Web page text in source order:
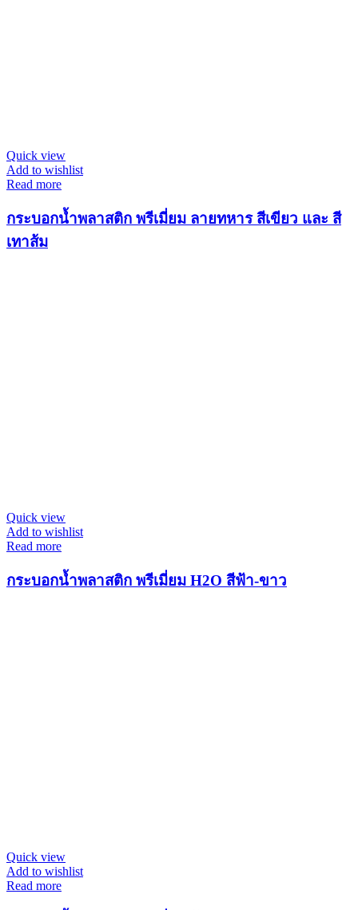
Quick view
Add to wishlist
Read more
กระบอกน้ำพลาสติก พรีเมี่ยม ลายทหาร สีเขียว และ สี
เทาส้ม
Quick view
Add to wishlist
Read more
กระบอกน้ำพลาสติก พรีเมี่ยม H2O สีฟ้า-ขาว
Quick view
Add to wishlist
Read more